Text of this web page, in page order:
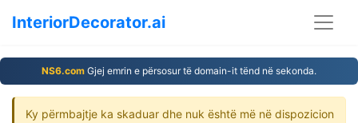
InteriorDecorator.ai
NS6.com Gjej emrin e përsosur të domain-it tënd në sekonda.
Ky përmbajtje ka skaduar dhe nuk është më në dispozicion